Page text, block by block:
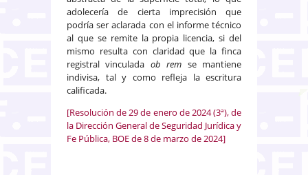
adolecería de cierta imprecisión que
podría ser aclarada con el informe técnico
al que se remite la propia licencia, si del
mismo resulta con claridad que la finca
registral vinculada ob rem se mantiene
indivisa, tal y como refleja la escritura
calificada.
[Resolución de 29 de enero de 2024 (3ª), de
la Dirección General de Seguridad Jurídica y
Fe Pública, BOE de 8 de marzo de 2024]